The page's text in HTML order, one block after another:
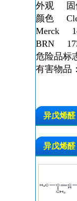
外观 固
颜色
Merck
BRN
危险品
有害物品
异戊烯醛
异戊烯醛